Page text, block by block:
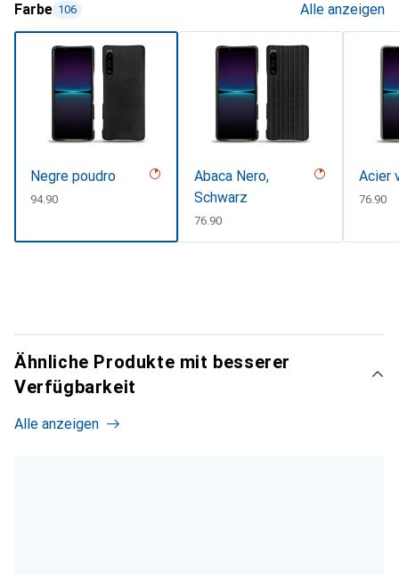
Farbe 106 Alle anzeigen
Negre poudro
CHF
94.90
Abaca Nero,
Schwarz
CHF
76.90
Acier
CHF
76.90
Ähnliche Produkte mit besserer
Verfügbarkeit
Alle anzeigen